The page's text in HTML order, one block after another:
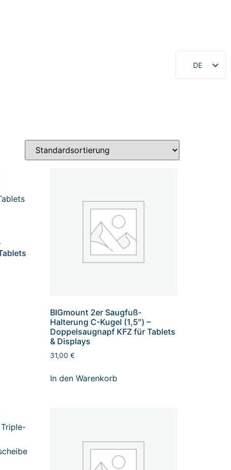
DE
EN
BIGmount 2er Saugfuß-
Halterung C-Kugel (1,5″) –
Doppelsaugnapf KFZ für Tablets
& Displays
31,00€
In den Warenkorb